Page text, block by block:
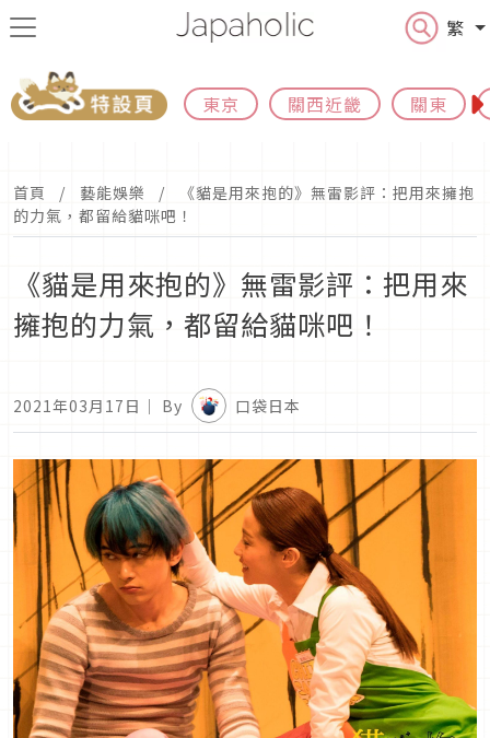
繁
東京 關西近畿 關東
首頁 藝能娛樂
《貓是用來抱的》無雷影評：把用來擁抱
的力氣，都留給貓咪吧！
《貓是用來抱的》無雷影評：把用來
擁抱的力氣，都留給貓咪吧！
2021年03月17日 ｜ By 口袋日本